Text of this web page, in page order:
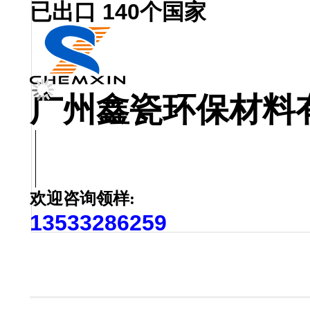
已出口 140个国家
广州鑫瓷环保材料
欢迎咨询领样:
13533286259